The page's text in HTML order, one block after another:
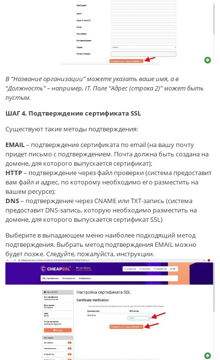
В “Название организации” можете указать ваше имя, а в
“Должность” – например, IT. Поле “Адрес (строка 2)” может быть
пустым.
ШАГ 4. Подтверждение сертификата SSL
Существуют такие методы подтверждения:
EMAIL– подтверждение сертификата по email (на вашу почту
придет письмо с подтверждением. Почта должна быть создана на
домене, для которого выпускается сертификат);
HTTP– подтверждение через файл проверки (система предоставит
вам файл и адрес, по которому необходимо его разместить на
вашем ресурсе);
DNS– подтверждение через CNAME или TXT-запись (система
предоставит DNS-запись, которую необходимо разместить на
домене, для которого выпускается сертификат SSL)
Выберите в выпадающем меню наиболее подходящий метод
подтверждения. Выбрать метод подтверждения EMAIL можно
будет позже. Следуйте, пожалуйста, инструкции.